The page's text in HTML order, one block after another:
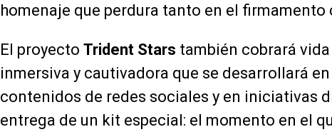
homenaje que perdura tanto en el
El proyecto Trident Stars también cobrará
inmersiva y cautivadora que se desarrollará
contenidos de redes sociales y en iniciativas
entrega de un kit especial: el momento en el